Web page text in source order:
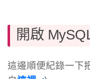
開啟
這邊順便紀錄一下